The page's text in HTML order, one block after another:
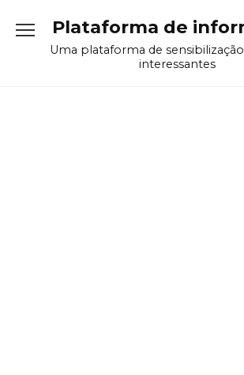
содержанию
Plataforma de
Uma plataforma de
interessantes